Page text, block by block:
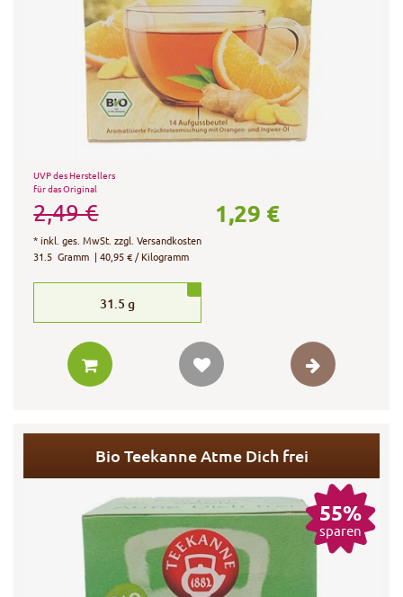
UVP des Herstellers
für das Original
2,49 € 1,29 €
*inkl. ges. MwSt. zzgl.Versandkosten
31.5 Gramm | 40,95 € / Kilogramm
31.5 g
Bio Teekanne Atme Dich frei
55%
sparen